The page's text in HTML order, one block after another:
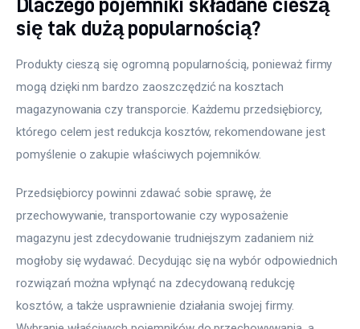
Dlaczego pojemniki składane cieszą
się tak dużą popularnością?
Produkty cieszą się ogromną popularnością, ponieważ firmy
mogą dzięki nm bardzo zaoszczędzić na kosztach
magazynowania czy transporcie. Każdemu przedsiębiorcy,
którego celem jest redukcja kosztów, rekomendowane jest
pomyślenie o zakupie właściwych pojemników.
Przedsiębiorcy powinni zdawać sobie sprawę, że
przechowywanie, transportowanie czy wyposażenie
magazynu jest zdecydowanie trudniejszym zadaniem niż
mogłoby się wydawać. Decydując się na wybór odpowiednich
rozwiązań można wpłynąć na zdecydowaną redukcję
kosztów, a także usprawnienie działania swojej firmy.